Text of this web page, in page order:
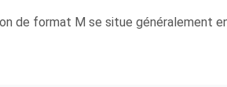
de format M se situe généralement